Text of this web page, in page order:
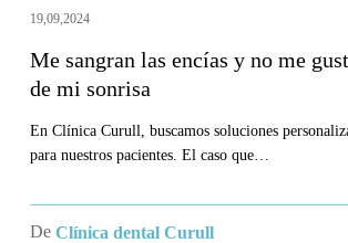
de
sonrisa
19,09,2024
Me sangran las encías y no me
de mi sonrisa
En Clínica Curull, buscamos soluciones
para nuestros pacientes. El caso que…
De Clínica dental Curull